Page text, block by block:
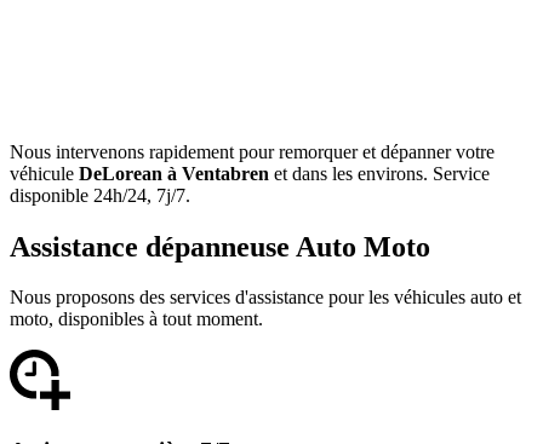
Nous intervenons rapidement pour remorquer et dépanner votre
véhicule DeLorean à Ventabren et dans les environs. Service
disponible 24h/24, 7j/7.
Assistance dépanneuse Auto Moto
Nous proposons des services d'assistance pour les véhicules auto et
moto, disponibles à tout moment.